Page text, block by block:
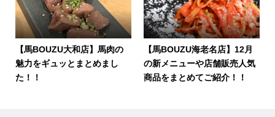
【馬BOUZU大和店】馬肉の
魅力をギュッとまとめまし
た！！
【馬BOUZU海老名店】12月
の新メニューや店舗販売人気
商品をまとめてご紹介！！